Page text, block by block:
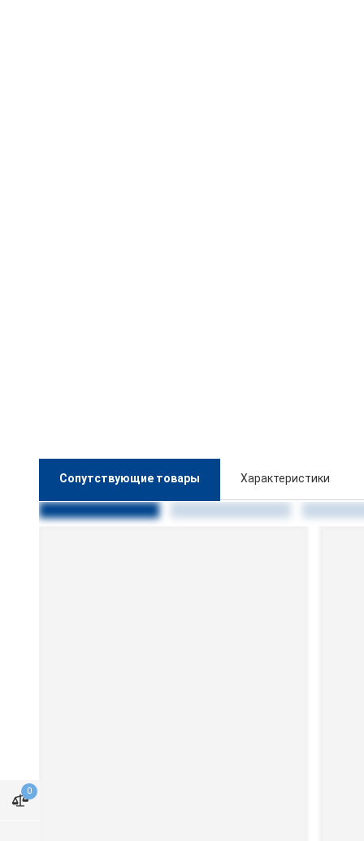
0
Сопутствующие товары Характеристики